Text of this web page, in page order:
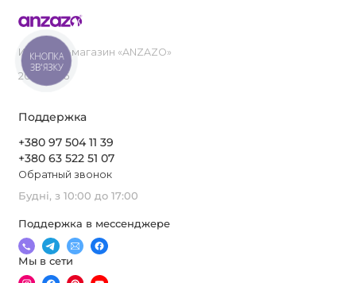
Интернет-магазин «ANZAZO»
2019-2026
Поддержка
+380 97 504 11 39
+380 63 522 51 07
Обратный звонок
Будні, з 10:00 до 17:00
Поддержка в мессенджере
Мы в сети
КНОПКА
ЗВ'ЯЗКУ